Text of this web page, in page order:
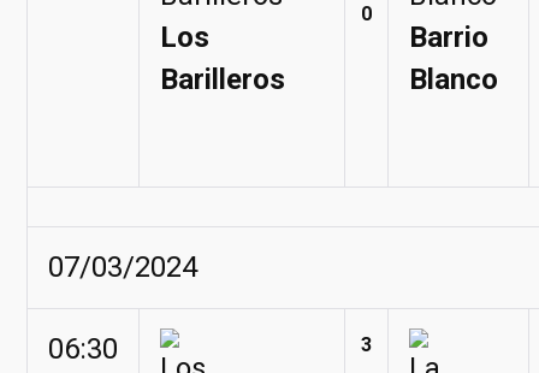
Los
Barilleros
0
Barrio
Blanco
07/03/2024
06:30
3